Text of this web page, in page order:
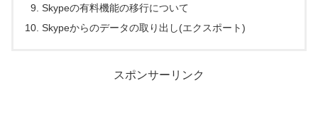
Skypeの有料機能の移行について
Skypeからのデータの取り出し(エクスポート)
スポンサーリンク